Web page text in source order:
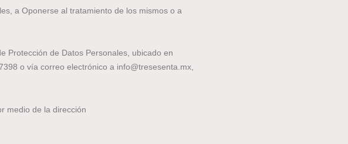
a Oponerse al tratamiento de los mismos o a
Protección de Datos Personales, ubicado en
o vía correo electrónico a info@tresesenta.mx,
medio de la dirección